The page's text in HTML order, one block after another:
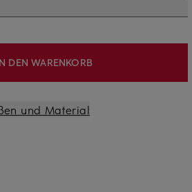
DEN WARENKORB
und Material